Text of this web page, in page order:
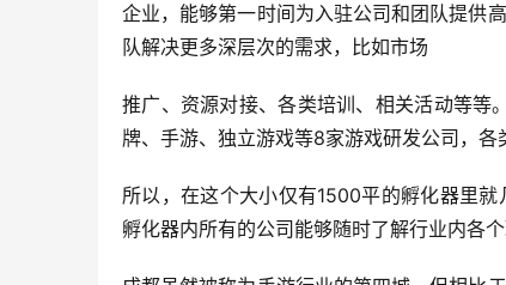
企业，能够第一时间为入驻公司和团队提供
队解决更多深层次的需求，比如市场
推广、资源对接、各类培训、相关活动等等
牌、手游、独立游戏等8家游戏研发公司，各
所以，在这个大小仅有1500平的孵化器里
孵化器内所有的公司能够随时了解行业内各